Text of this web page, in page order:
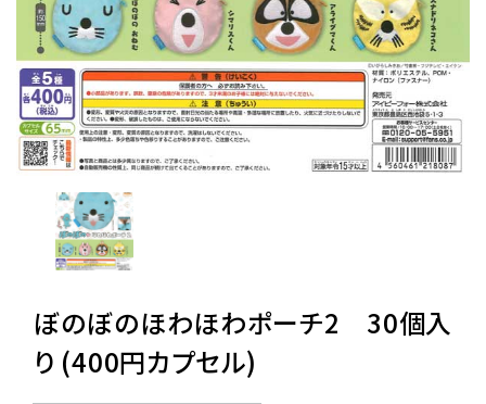
景品・玩具・文具
販促用カプセルトイ
06-6282-7659
ぼのぼのほわほわポーチ2 30個入
り (400円カプセル)